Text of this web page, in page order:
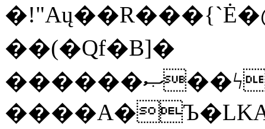
��(�Qf�B]�
������ޞ��ϟak��r��_39$�8�p���7�2�yIZ�R��x��/